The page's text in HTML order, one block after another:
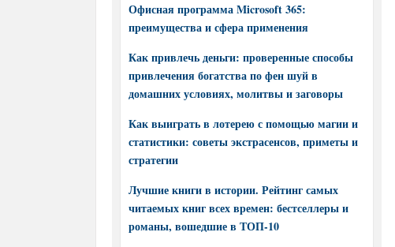
Офисная программа Microsoft 365:
преимущества и сфера применения
Как привлечь деньги: проверенные способы
привлечения богатства по фен шуй в
домашних условиях, молитвы и заговоры
Как выиграть в лотерею с помощью магии и
статистики: советы экстрасенсов, приметы и
стратегии
Лучшие книги в истории. Рейтинг самых
читаемых книг всех времен: бестселлеры и
романы, вошедшие в ТОП-10